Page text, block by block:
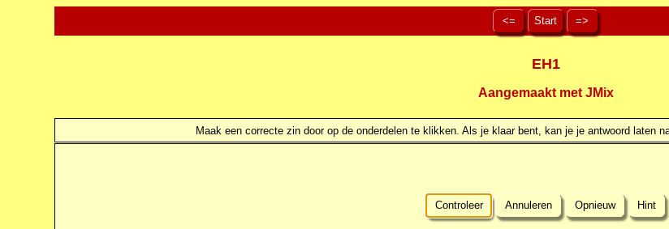
<= Start =>
EH1
Aangemaakt met JMix
Maak een correcte zin door op de onderdelen te klikken. Als je klaar bent, kan je je antwoord laten
Controleer Annuleren Opnieuw Hint